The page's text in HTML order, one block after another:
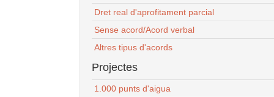
Dret real d'aprofitament parcial
Sense acord/Acord verbal
Altres tipus d'acords
Projectes
1.000 punts d'aigua